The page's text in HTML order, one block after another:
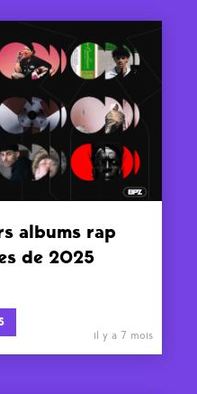
albums rap
de 2025
il y a 7 mois